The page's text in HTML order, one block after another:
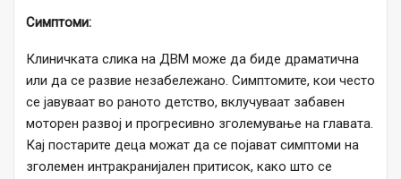
Симптоми:
Клиничката слика на ДВМ може да биде драматична
или да се развие незабележано. Симптомите, кои често
се јавуваат во раното детство, вклучуваат забавен
моторен развој и прогресивно зголемување на главата.
Кај постарите деца можат да се појават симптоми на
зголемен интракранијален притисок, како што се